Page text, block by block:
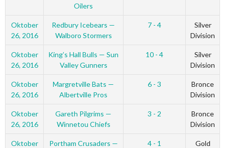
Oilers
Oktober
26, 2016
Redbury Icebears —
Walboro Stormers
7 - 4
Silver
Division
Oktober
26, 2016
King’s Hall Bulls — Sun
Valley Gunners
10 - 4
Silver
Division
Oktober
26, 2016
Margretville Bats —
Albertville Pros
6 - 3
Bronce
Division
Oktober
26, 2016
Gareth Pilgrims —
Winnetou Chiefs
3 - 2
Bronce
Division
Oktober
Portham Crusaders —
4 - 1
Gold